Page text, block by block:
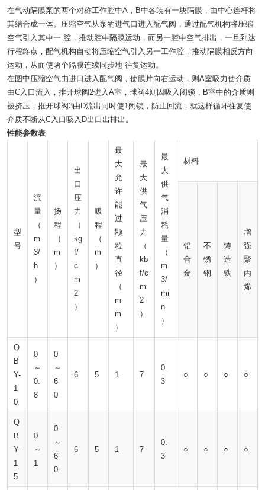
在气动隔膜泵的两个对称工作腔中A，B中各装有一块隔膜，由中心连杆将
其结合成一体。压缩空气从泵的进气口进入配气阀，通过配气机构将压缩
空气引入其中一 腔，推动腔中隔膜运动，而另一腔中空气排出，一旦到达
行程终点，配气机构自动将压缩空气引入另一工作腔，推动隔膜相反方向
运动，从而使两个隔膜连续同步地 往复运动。
在图中压缩空气由进口进入配气阀，使膜片向右运动，则A室吸力使介质
由C入口流入，推开球阀2进入A室，球阀4则因吸入闭锁，B室中的介质则
被挤压，推开球阀3由D流出同时使1闭锁，防止回流，就这样循环往复使
介质不断从C入口吸入D出口出排出。
性能参数表
型
号
流
量
（
m
3/
h
）
扬
程
（
m
）
出
口
压
力
（
kg
f/
c
m
2
）
吸
程
（
m
）
最
大
允
许
能
过
颗
粒
直
径
（
m
m
）
最
大
供
气
压
力
（
kb
f/c
m
2
）
最
大
供
气
消
耗
量
（
m
3/
mi
n
）
材料
铝
合
金
不
锈
钢
铸
造
铁
增
强
聚
丙
烯
Q
B
Y-
1
0
0
～
0.
8
0
～
6
0
6 5 1 7
0.
3
○ ○ ○ ○
Q
B
Y-
1
5
0
～
1
0
～
6
0
6 5 1 7
0.
3
○ ○ ○ ○